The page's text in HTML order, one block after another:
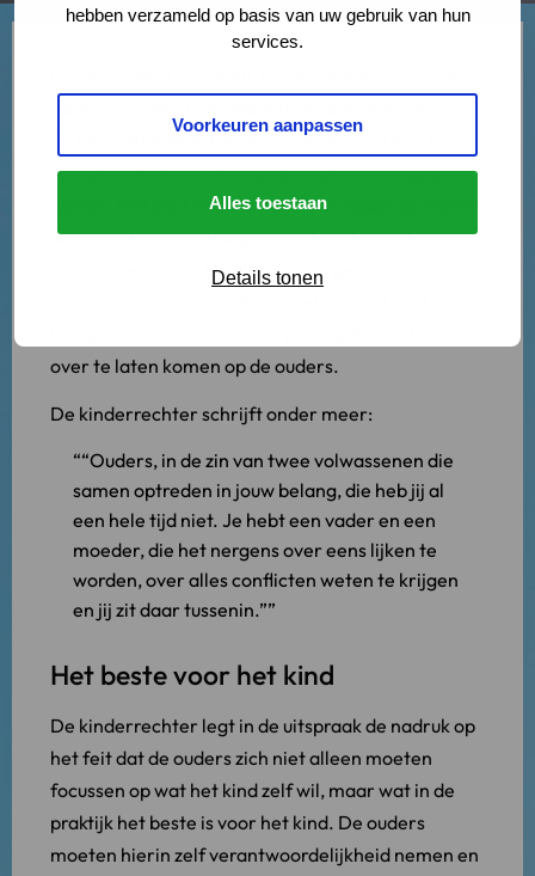
hebben verzameld op basis van uw gebruik van hun
services.
Voorkeuren aanpassen
Alles toestaan
Details tonen
de procedure stond de vraag centraal of een kind
van gescheiden ouders bij de vader mocht gaan
wonen. Het kind wilde dat zelf wel, maar de rechter
achtte het in het belang van het kind om dit verzoek
niet toe te wijzen. De uitspraak is geschreven in de
over te laten komen op de ouders.
De kinderrechter schrijft onder meer:
“Ouders, in de zin van twee volwassenen die
samen optreden in jouw belang, die heb jij al
een hele tijd niet. Je hebt een vader en een
moeder, die het nergens over eens lijken te
worden, over alles conflicten weten te krijgen
en jij zit daar tussenin.”
Het beste voor het kind
De kinderrechter legt in de uitspraak de nadruk op
het feit dat de ouders zich niet alleen moeten
focussen op wat het kind zelf wil, maar wat in de
praktijk het beste is voor het kind. De ouders
moeten hierin zelf verantwoordelijkheid nemen en